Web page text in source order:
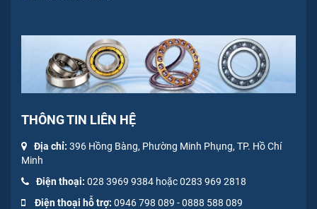
THÔNG TIN LIÊN HỆ
Địa chỉ: 396 Hồng Bàng, Phường Minh Phụng, TP. Hồ Chí
Minh
Điện thoại: 028 3969 9384 hoặc 0283 969 2818
Điện thoại hỗ trợ: 0946 798 089 -0888 588 089